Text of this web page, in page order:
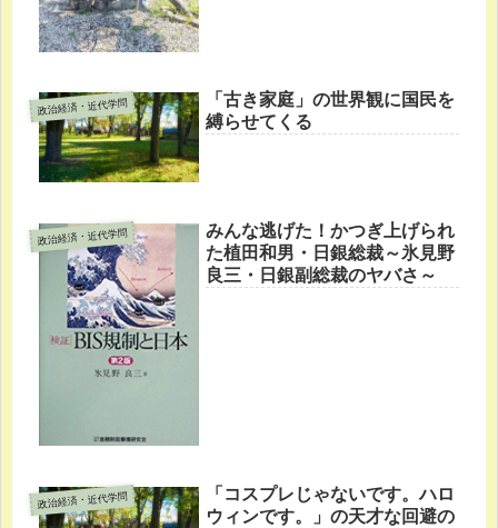
政治経済・近代学問
「古き家庭」の世界観に国民を
縛らせてくる
政治経済・近代学問
みんな逃げた！かつぎ上げられ
た植田和男・日銀総裁～氷見野
良三・日銀副総裁のヤバさ～
政治経済・近代学問
「コスプレじゃないです。ハロ
ウィンです。」の天才な回避の